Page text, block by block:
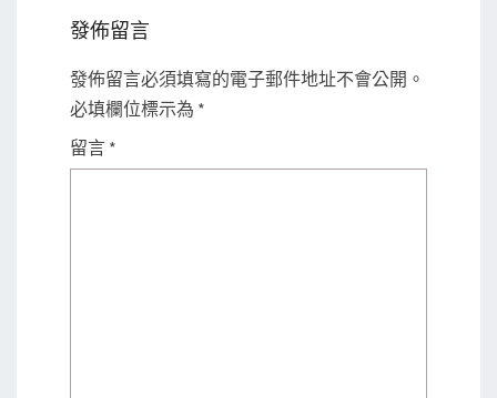
發佈留言
發佈留言必須填寫的電子郵件地址不會公開。
必填欄位標示為 *
留言 *